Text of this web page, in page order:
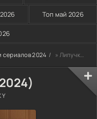
Топ май 2026
сериалов 2024 » Липучка (2024)